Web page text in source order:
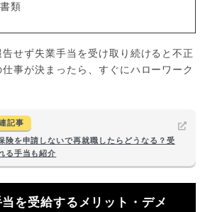
類
せず失業手当を受け取り続けると不正
事が決まったら、すぐにハローワーク
記事
険を申請しないで再就職したらどうなる？受
る手当も紹介
を受給するメリット・デメ